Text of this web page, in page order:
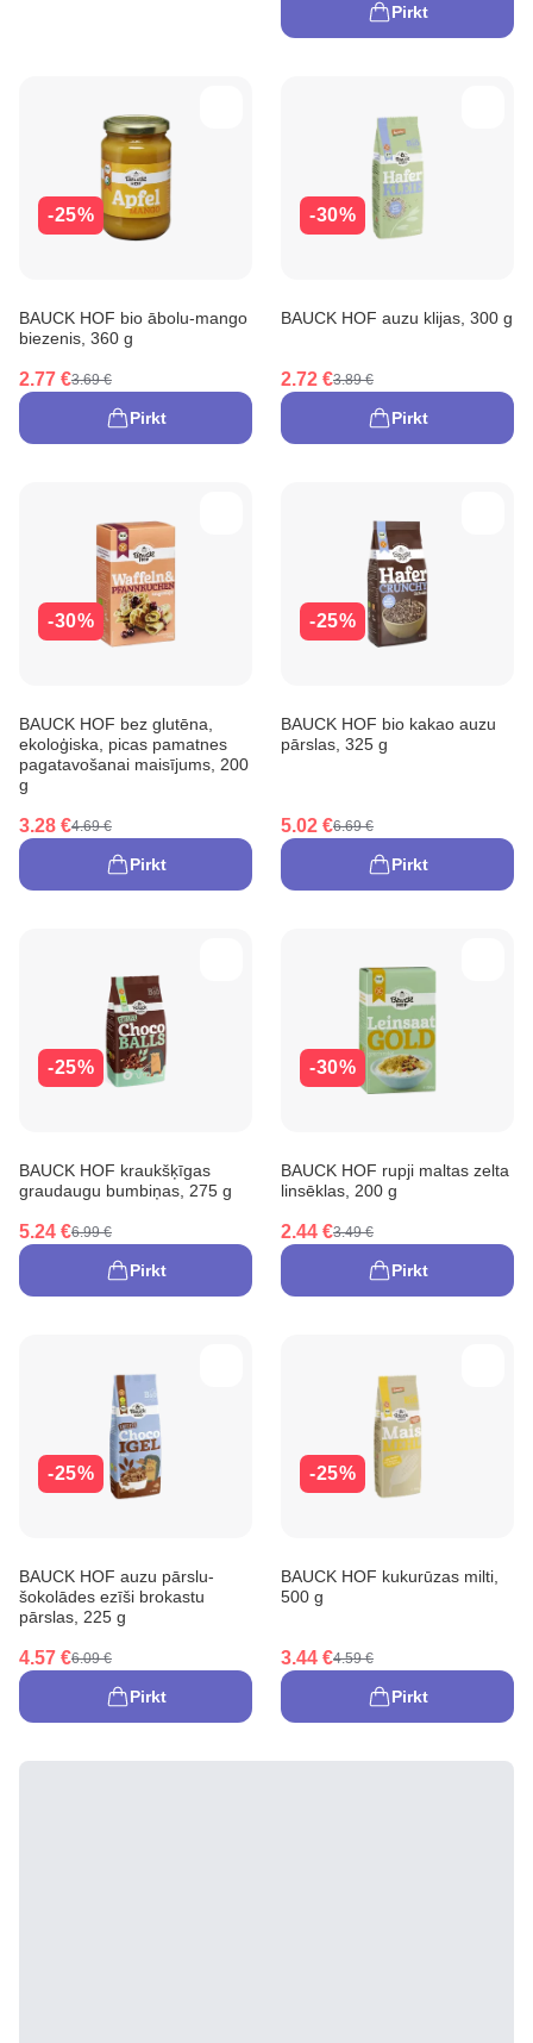
Pirkt
-25%
BAUCK HOF bio ābolu-mango
biezenis, 360 g
2.77 €3.69 €
Pirkt
-30%
BAUCK HOF auzu klijas, 300 g
2.72 €3.89 €
Pirkt
-30%
BAUCK HOF bez glutēna,
ekoloģiska, picas pamatnes
pagatavošanai maisījums, 200
g
3.28 €4.69 €
Pirkt
-25%
BAUCK HOF bio kakao auzu
pārslas, 325 g
5.02 €6.69 €
Pirkt
-25%
BAUCK HOF kraukšķīgas
graudaugu bumbiņas, 275 g
5.24 €6.99 €
Pirkt
-30%
BAUCK HOF rupji maltas zelta
linsēklas, 200 g
2.44 €3.49 €
Pirkt
-25%
BAUCK HOF auzu pārslu-
šokolādes ezīši brokastu
pārslas, 225 g
4.57 €6.09 €
Pirkt
-25%
BAUCK HOF kukurūzas milti,
500 g
3.44 €4.59 €
Pirkt